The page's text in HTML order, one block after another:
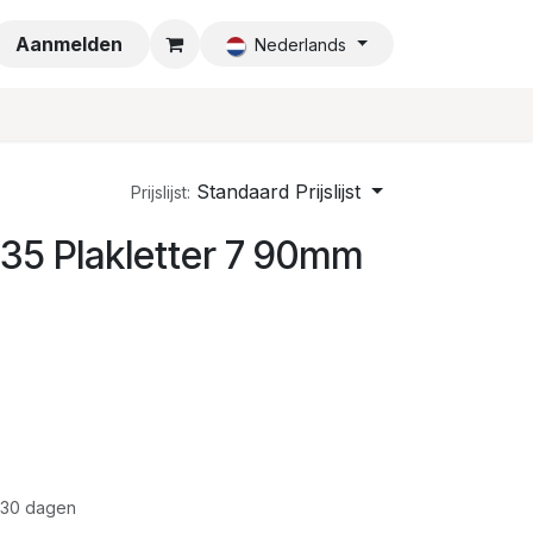
Aanmelden Nederlands
Prijslijst: Standaard Prijslijst
Plakletter 7 90mm
dagen